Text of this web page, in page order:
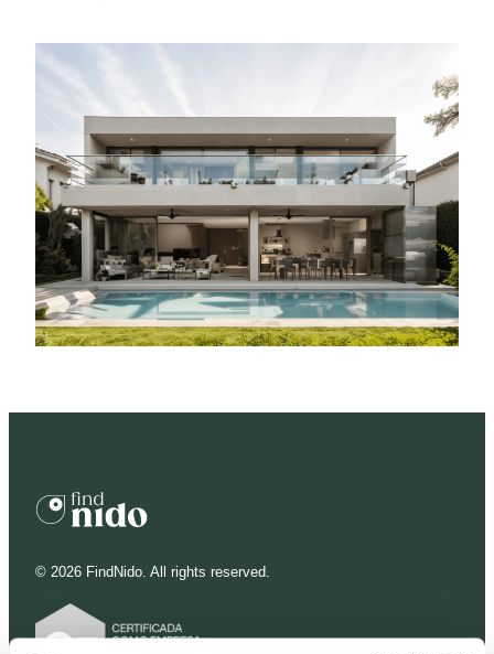
© 2026 FindNido. All rights reserved.